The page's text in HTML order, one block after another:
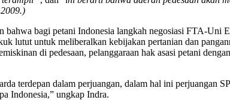
bagi petani Indonesia langkah negosiasi FTA-Uni
lutut untuk meliberalkan kebijakan pertanian dan
di pedesaan, pelanggaraan hak asasi petani
terdepan dalam perjuangan, dalam hal ini perjuangan
Indonesia,” ungkap Indra.